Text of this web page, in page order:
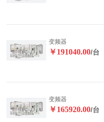
变频器
￥191040.00/台
变频器
￥165920.00/台